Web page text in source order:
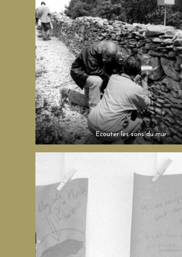
Ecouter les sons du mur